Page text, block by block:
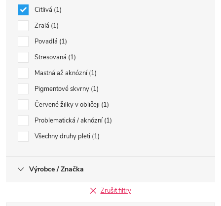
Citlivá 1
Zralá 1
Povadlá 1
Stresovaná 1
Mastná až aknózní 1
Pigmentové skvrny 1
Červené žilky v obličeji 1
Problematická / aknózní 1
Všechny druhy pleti 1
Výrobce / Značka
Zrušit filtry